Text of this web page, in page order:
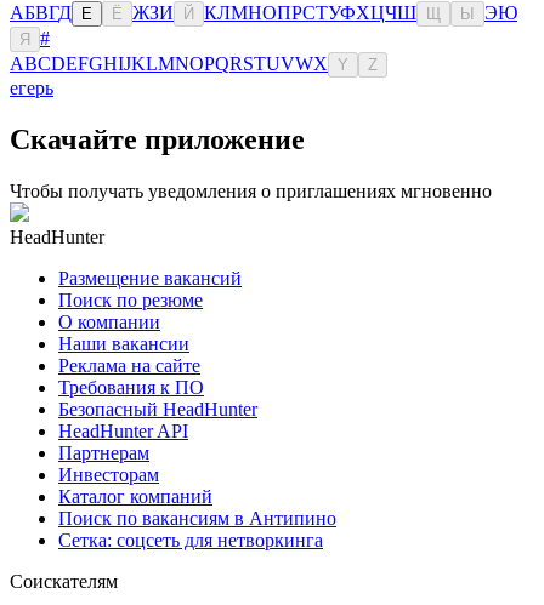
АБВГД Е Ё ЖЗИ Й КЛМНОПРСТУФХЦЧШ Ы ЭЮ
Я
#
ABCDEFGHIJKLMNOPQRSTUVWX Y Z
егерь
Скачайте приложение
Чтобы получать уведомления о приглашениях мгновенно
HeadHunter
Размещение вакансий
Поиск по резюме
О компании
Наши вакансии
Реклама на сайте
Требования к ПО
Безопасный HeadHunter
HeadHunter API
Партнерам
Инвесторам
Каталог компаний
Поиск по вакансиям в Антипино
Сетка: соцсеть для нетворкинга
Соискателям